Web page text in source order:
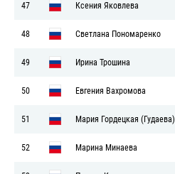
47 Ксения Яковлева
48 Светлана Пономаренко
49 Ирина Трошина
50 Евгения Вахромова
51 Мария Гордецкая (Гудаева)
52 Марина Минаева